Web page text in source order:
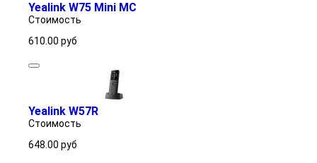
Yealink W75 Mini MC
Стоимость
610.00 руб
Yealink W57R
Стоимость
648.00 руб